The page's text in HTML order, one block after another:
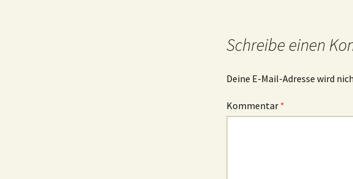
Schreibe einen
Deine E-Mail-Adresse wird
Kommentar *